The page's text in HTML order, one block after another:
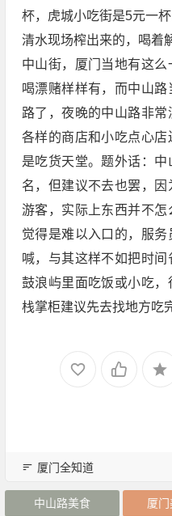
杯，虎城小吃街是5元一
清水现场榨出来的，喝着
中山街，厦门当地有这
喝漂赌样样有，而中山
路了，夜晚的中山路非
各样的商店和小吃点心
是吃货天堂。题外话：
名，但建议不去也罢，
游客，实际上东西并不
觉得是难以入口的，服
喊，与其这样不如把时
鼓浪屿里面吃饭或小吃
栈掌柜建议先去找地方吃
厦门全知道
中山路美食 厦门